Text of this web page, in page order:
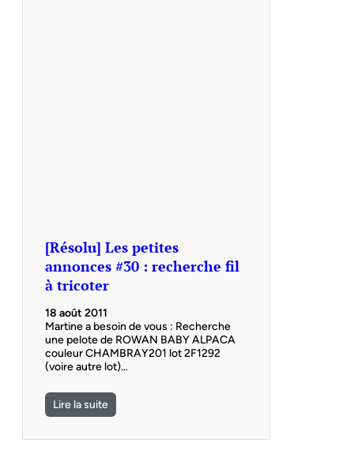
[Résolu] Les petites
annonces #30 : recherche fil
à tricoter
18 août 2011
Martine a besoin de vous : Recherche
une pelote de ROWAN BABY ALPACA
couleur CHAMBRAY201 lot 2F1292
(voire autre lot)…
Lire la suite